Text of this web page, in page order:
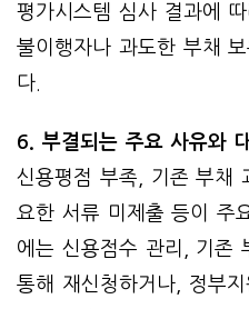
평가시스템 심사 결과에
불이행자나 과도한 부채
다.
6. 부결되는 주요 사유와
신용평점 부족, 기존 부채
요한 서류 미제출 등이 주
에는 신용점수 관리, 기존
통해 재신청하거나, 정부